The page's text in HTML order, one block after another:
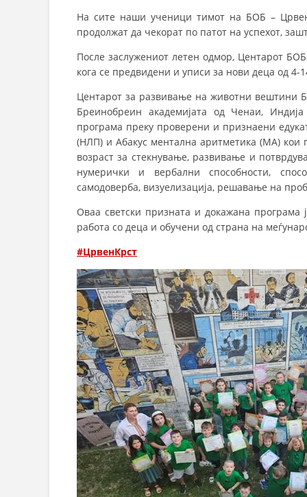
На сите наши ученици тимот на БОБ –
продолжат да чекорат по патот на успехот,
После заслужениот летен одмор, Центарот
кога се предвидени и уписи за нови деца од 4-
Центарот за развивање на животни вештини
Бреинобреин академијата од Ченаи,
програма преку проверени и признаени
(НЛП) и Абакус ментална аритметика (МА) кои
возраст за стекнување, развивање и
нумерички и вербални способности,
самодоверба, визуелизација, решавање на
Оваа светски призната и докажана програма
работа со деца и обучени од страна на
#ЦрвенКрст